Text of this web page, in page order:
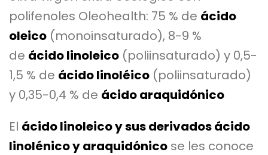
polifenoles Oleohealth: 75 % de ácido
oleico (monoinsaturado), 8-9 %
de ácido linoleico (poliinsaturado) y 0,5-
1,5 % de ácido linoléico (poliinsaturado)
y 0,35-0,4 % de ácido araquidónico
El ácido linoleico y sus derivados ácido
linolénico y araquidónico se les conoce